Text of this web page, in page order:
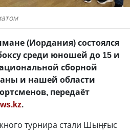
(Иордания) состоялся
среди юношей до 15 и
сборной
и нашей области
передаёт
.
турнира стали Шыңғыс